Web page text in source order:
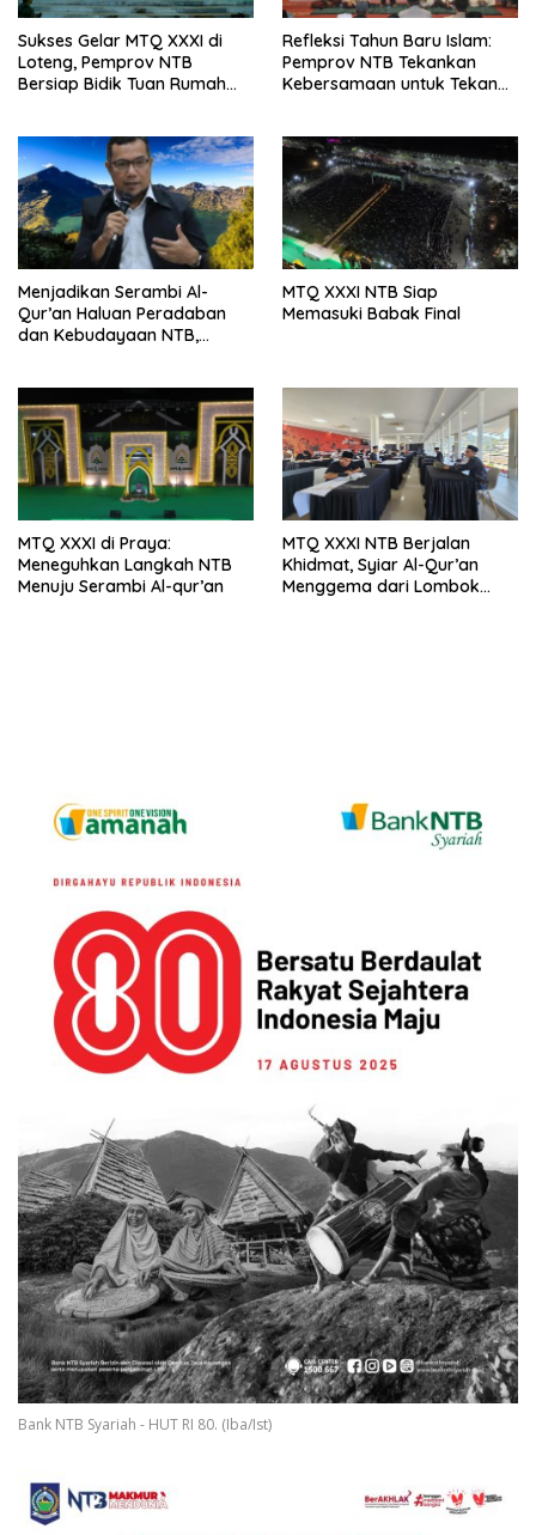
Sukses Gelar MTQ XXXI di
Loteng, Pemprov NTB
Bersiap Bidik Tuan Rumah
Refleksi Tahun Baru Islam:
Pemprov NTB Tekankan
Kebersamaan untuk Tekan
Menjadikan Serambi Al-
Qur’an Haluan Peradaban
dan Kebudayaan NTB,
Peradaban Sasambo
MTQ XXXI NTB Siap
Memasuki Babak Final
MTQ XXXI di Praya:
Meneguhkan Langkah NTB
Menuju Serambi Al-qur’an
MTQ XXXI NTB Berjalan
Khidmat, Syiar Al-Qur’an
Menggema dari Lombok
Bank NTB Syariah - HUT RI 80. (Iba/Ist)